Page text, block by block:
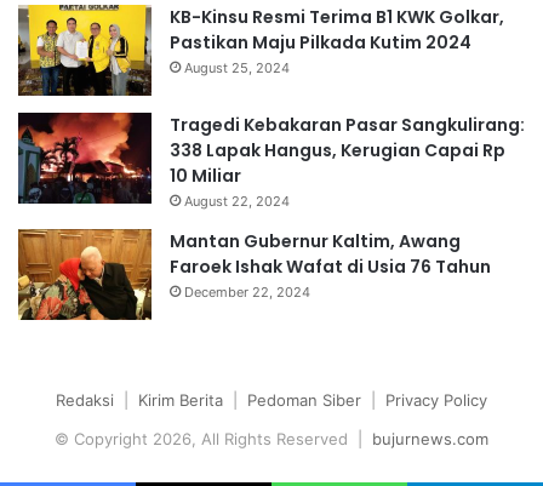
KB-Kinsu Resmi Terima B1 KWK Golkar,
Pastikan Maju Pilkada Kutim 2024
August 25, 2024
Tragedi Kebakaran Pasar Sangkulirang:
338 Lapak Hangus, Kerugian Capai Rp
10 Miliar
August 22, 2024
Mantan Gubernur Kaltim, Awang
Faroek Ishak Wafat di Usia 76 Tahun
December 22, 2024
Redaksi Kirim Berita Pedoman Siber
Privacy Policy
© Copyright 2026, All Rights Reserved | bujurnews.com